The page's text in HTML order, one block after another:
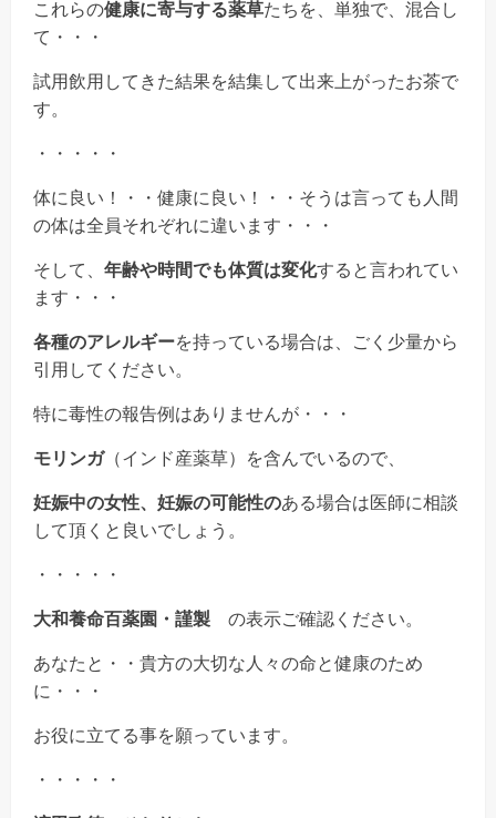
これらの健康に寄与する薬草たちを、単独で、混合し
て・・・
試用飲用してきた結果を結集して出来上がったお茶で
す。
・・・・・
体に良い！・・健康に良い！・・そうは言っても人間
の体は全員それぞれに違います・・・
そして、 年齢や時間でも体質は変化すると言われてい
ます・・・
各種のアレルギーを持っている場合は、ごく少量から
引用してください。
特に毒性の報告例はありませんが・・・
モリンガ（インド産薬草）を含んでいるので、
妊娠中の女性、妊娠の可能性のある場合は医師に相談
して頂くと良いでしょう。
・・・・・
大和養命百薬園・謹製 の表示ご確認ください。
あなたと・・貴方の大切な人々の命と健康のため
に・・・
お役に立てる事を願っています。
・・・・・